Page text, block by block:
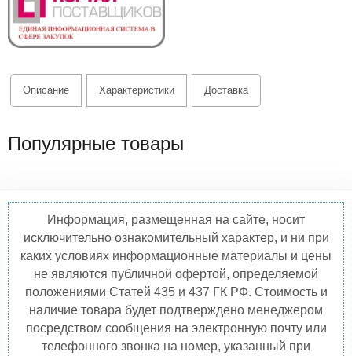
Описание Характеристики Доставка
Популярные товары
Информация, размещенная на сайте, носит
исключительно ознакомительный характер, и ни при
каких условиях информационные материалы и цены
не являются публичной офертой, определяемой
положениями Статей 435 и 437 ГК РФ. Стоимость и
наличие товара будет подтверждено менеджером
посредством сообщения на электронную почту или
телефонного звонка на номер, указанный при